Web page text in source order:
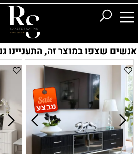
אנשים שצפו במוצר זה, התעניינו